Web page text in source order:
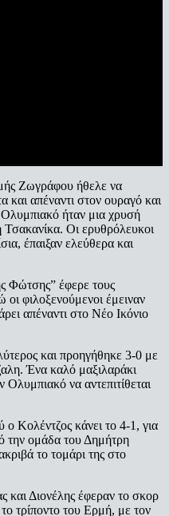
Ζωγράφου ήθελε να
και απέναντι στον ουραγό και
ήταν μια χρυσή
Οι ερυθρόλευκοι
έπαιξαν ελεύθερα και
Φώτσης” έφερε τους
φιλοξενούμενοι έμειναν
απέναντι στο Νέο Ικόνιο
και προηγήθηκε 3-0 με
Ένα καλό μαξιλαράκι
Ολυμπιακό να αντεπιτίθεται
Κολέντζος κάνει το 4-1, για
την ομάδα του Δημήτρη
το τομάρι της στο
και Διονέλης έφεραν το σκορ
τρίποντο του Ερμή, με τον